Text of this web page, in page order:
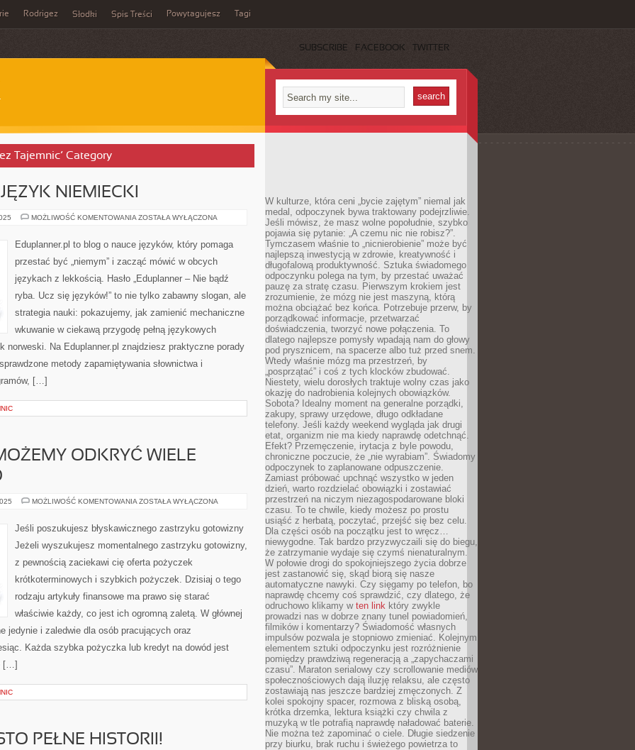
Rodrigez Słodki Spis Treści Powytagujesz Tagi
SUBSCRIBE FACEBOOK TWITTER
Tajemnic’ Category
NIEMIECKI
MOŻLIWOŚĆ KOMENTOWANIA JĘZYK
JĘZYK
NIEMIECKI
ZOSTAŁA WYŁĄCZONA
Eduplanner.pl to blog o nauce języków, który pomaga
przestać być „niemym” i zacząć mówić w obcych
językach z lekkością. Hasło „Eduplanner – Nie bądź
ryba. Ucz się języków!” to nie tylko zabawny slogan, ale
strategia nauki: pokazujemy, jak zamienić mechaniczne
wkuwanie w ciekawą przygodę pełną językowych
Na Eduplanner.pl znajdziesz praktyczne porady
metody zapamiętywania słownictwa i
[…]
ODKRYĆ WIELE
MOŻLIWOŚĆ KOMENTOWANIA DZIŚ
ODKRYĆ
RÓŻNORODNEGO
ZOSTAŁA WYŁĄCZONA
Jeśli poszukujesz błyskawicznego zastrzyku gotowizny
Jeżeli wyszukujesz momentalnego zastrzyku gotowizny,
z pewnością zaciekawi cię oferta pożyczek
krótkoterminowych i szybkich pożyczek. Dzisiaj o tego
rodzaju artykuły finansowe ma prawo się starać
właściwie każdy, co jest ich ogromną zaletą. W głównej
jedynie i zaledwie dla osób pracujących oraz
Każda szybka pożyczka lub kredyt na dowód jest
[…]
PEŁNE HISTORII!
W kulturze, która ceni „bycie zajętym” niemal jak
medal, odpoczynek bywa traktowany podejrzliwie.
Jeśli mówisz, że masz wolne popołudnie, szybko
pojawia się pytanie: „A czemu nic nie robisz?”.
Tymczasem właśnie to „nicnierobienie” może być
najlepszą inwestycją w zdrowie, kreatywność i
długofalową produktywność. Sztuka świadomego
odpoczynku polega na tym, by przestać uważać
pauzę za stratę czasu. Pierwszym krokiem jest
zrozumienie, że mózg nie jest maszyną, którą
można obciążać bez końca. Potrzebuje przerw, by
porządkować informacje, przetwarzać
doświadczenia, tworzyć nowe połączenia. To
dlatego najlepsze pomysły wpadają nam do głowy
pod prysznicem, na spacerze albo tuż przed snem.
Wtedy właśnie mózg ma przestrzeń, by
„posprzątać” i coś z tych klocków zbudować.
Niestety, wielu dorosłych traktuje wolny czas jako
okazję do nadrobienia kolejnych obowiązków.
Sobota? Idealny moment na generalne porządki,
zakupy, sprawy urzędowe, długo odkładane
telefony. Jeśli każdy weekend wygląda jak drugi
etat, organizm nie ma kiedy naprawdę odetchnąć.
Efekt? Przemęczenie, irytacja z byle powodu,
chroniczne poczucie, że „nie wyrabiam”. Świadomy
odpoczynek to zaplanowane odpuszczenie.
Zamiast próbować upchnąć wszystko w jeden
dzień, warto rozdzielać obowiązki i zostawiać
przestrzeń na niczym niezagospodarowane bloki
czasu. To te chwile, kiedy możesz po prostu
usiąść z herbatą, poczytać, przejść się bez celu.
Dla części osób na początku jest to wręcz…
niewygodne. Tak bardzo przyzwyczaili się do biegu,
że zatrzymanie wydaje się czymś nienaturalnym.
W połowie drogi do spokojniejszego życia dobrze
jest zastanowić się, skąd biorą się nasze
automatyczne nawyki. Czy sięgamy po telefon, bo
naprawdę chcemy coś sprawdzić, czy dlatego, że
odruchowo klikamy w ten link który zwykle
prowadzi nas w dobrze znany tunel powiadomień,
filmików i komentarzy? Świadomość własnych
impulsów pozwala je stopniowo zmieniać. Kolejnym
elementem sztuki odpoczynku jest rozróżnienie
pomiędzy prawdziwą regeneracją a „zapychaczami
czasu”. Maraton serialowy czy scrollowanie mediów
społecznościowych dają iluzję relaksu, ale często
zostawiają nas jeszcze bardziej zmęczonych. Z
kolei spokojny spacer, rozmowa z bliską osobą,
krótka drzemka, lektura książki czy chwila z
muzyką w tle potrafią naprawdę naładować baterie.
Nie można też zapominać o ciele. Długie siedzenie
przy biurku, brak ruchu i świeżego powietrza to